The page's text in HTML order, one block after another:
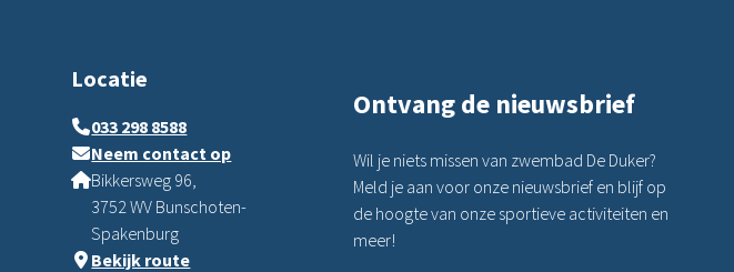
Locatie
033 298 8588
Neem contact op
Bikkersweg 96,
3752 WV Bunschoten-
Spakenburg
Bekijk route
Ontvang de nieuwsbrief
Wil je niets missen van zwembad De Duker?
Meld je aan voor onze nieuwsbrief en blijf op
de hoogte van onze sportieve activiteiten en
meer!